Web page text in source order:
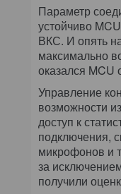
Параметр
устойчиво
ВКС. И опять
максимально
оказался MCU
Управление
возможности
доступ к
подключения,
микрофонов и
за
получили